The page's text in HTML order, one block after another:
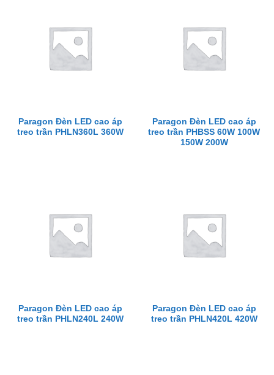
Paragon Đèn LED cao áp
treo trần PHLN360L 360W
Paragon Đèn LED cao áp
treo trần PHBSS 60W 100W
150W 200W
Paragon Đèn LED cao áp
treo trần PHLN240L 240W
Paragon Đèn LED cao áp
treo trần PHLN420L 420W